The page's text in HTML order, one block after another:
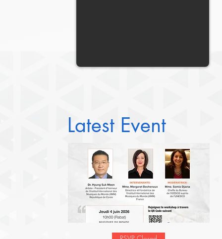
Latest Event